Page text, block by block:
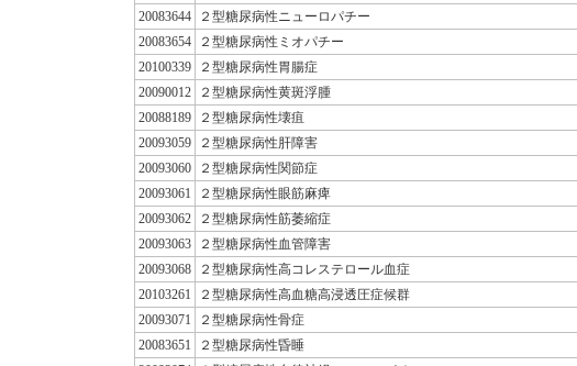
20083644
２型糖尿病性ニューロパチー
20083654
２型糖尿病性ミオパチー
20100339
２型糖尿病性胃腸症
20090012
２型糖尿病性黄斑浮腫
20088189
２型糖尿病性壊疽
20093059
２型糖尿病性肝障害
20093060
２型糖尿病性関節症
20093061
２型糖尿病性眼筋麻痺
20093062
２型糖尿病性筋萎縮症
20093063
２型糖尿病性血管障害
20093068
２型糖尿病性高コレステロール血症
20103261
２型糖尿病性高血糖高浸透圧症候群
20093071
２型糖尿病性骨症
20083651
２型糖尿病性昏睡